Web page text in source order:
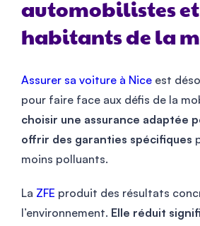
automobilistes et
habitants de la
Assurer sa voiture à Nice est
pour faire face aux défis de la
choisir une assurance adaptée
offrir des garanties spécifiques
moins polluants.
La ZFE produit des résultats
l’environnement. Elle réduit